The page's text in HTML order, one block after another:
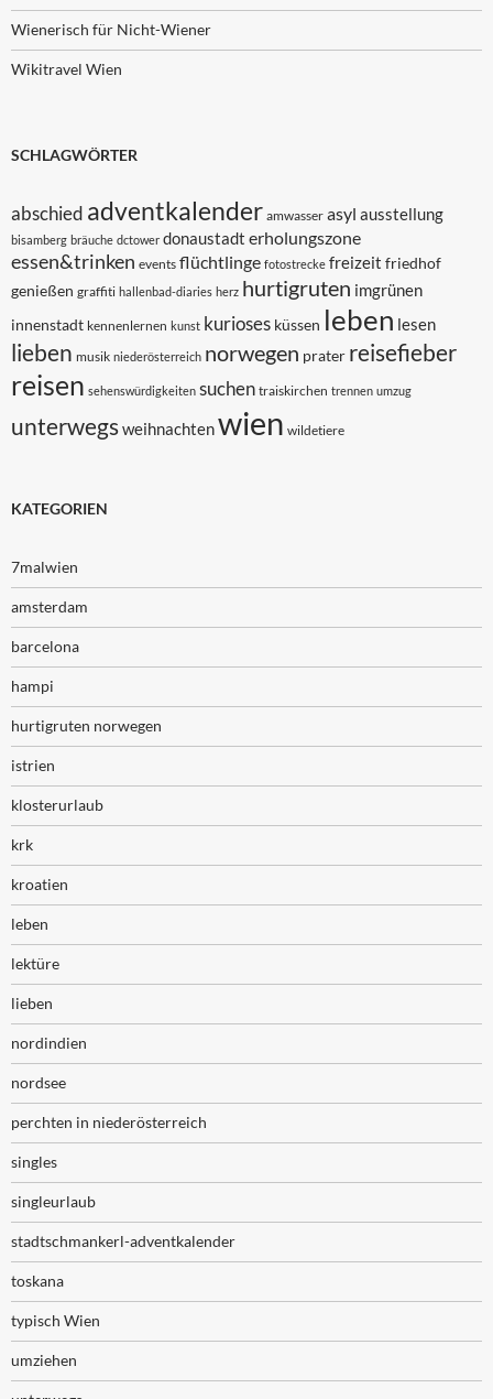
Wienerisch für Nicht-Wiener
Wikitravel Wien
SCHLAGWÖRTER
abschied adventkalender amwasser asyl ausstellung
bisamberg bräuche dctower donaustadt erholungszone
essen&trinken events flüchtlinge fotostrecke freizeit friedhof
genießen graffiti hallenbad-diaries herz hurtigruten imgrünen
innenstadt kennenlernen kunst kurioses küssen leben lesen
lieben musik niederösterreich norwegen prater reisefieber
reisen sehenswürdigkeiten suchen traiskirchen trennen umzug
unterwegsweihnachtenwien wildetiere
KATEGORIEN
7malwien
amsterdam
barcelona
hampi
hurtigruten norwegen
istrien
klosterurlaub
krk
kroatien
leben
lektüre
lieben
nordindien
nordsee
perchten in niederösterreich
singles
singleurlaub
stadtschmankerl-adventkalender
toskana
typisch Wien
umziehen